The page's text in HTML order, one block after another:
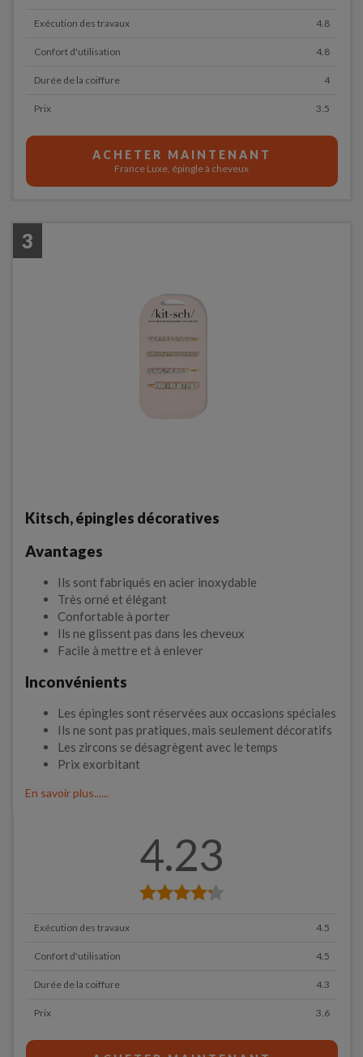
Exécution des travaux 4.8
Confort d'utilisation 4.8
Durée de la coiffure 4
Prix 3.5
ACHETER MAINTENANT
France Luxe, épingle à cheveux
3
Kitsch, épingles décoratives
Avantages
Ils sont fabriqués en acier inoxydable
Très orné et élégant
Confortable à porter
Ils ne glissent pas dans les cheveux
Facile à mettre et à enlever
Inconvénients
Les épingles sont réservées aux occasions spéciales
Ils ne sont pas pratiques, mais seulement décoratifs
Les zircons se désagrègent avec le temps
Prix exorbitant
En savoir plus......
4.23
Exécution des travaux 4.5
Confort d'utilisation 4.5
Durée de la coiffure 4.3
Prix 3.6